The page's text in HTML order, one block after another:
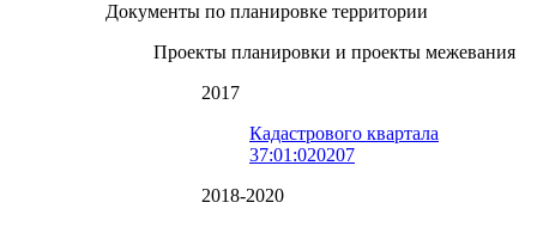
Документы по планировке территории
Проекты планировки и проекты межевания
2017
Кадастрового квартала
37:01:020207
2018-2020